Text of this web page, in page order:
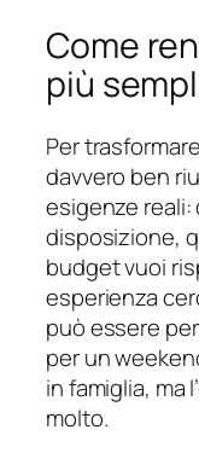
Come
più
Per
davvero ben
esigenze reali:
disposizione,
budget vuoi
esperienza
può essere
per un
in famiglia, ma
molto.